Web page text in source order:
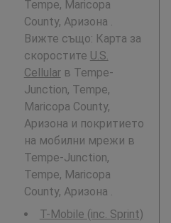
Tempe, Maricopa
County, Аризона .
Вижте също: Карта за
скоростите U.S.
Cellularв Tempe-
Junction, Tempe,
Maricopa County,
Аризона и покритието
на мобилни мрежи в
Tempe-Junction,
Tempe, Maricopa
County, Аризона .
T-Mobile (inc. Sprint)